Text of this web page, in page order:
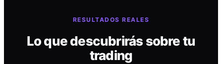
RESULTADOS REALES
Lo que descubrirás sobre tu
trading